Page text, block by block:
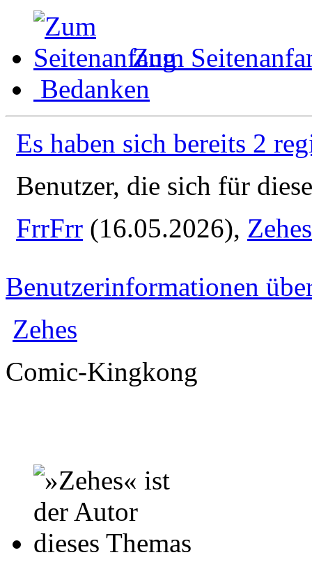
Zum
Bedanken
Es haben sich bereits 2
Benutzer, die sich für
FrrFrr (16.05.2026), Zehes
Benutzerinformationen
Zehes
Comic-Kingkong